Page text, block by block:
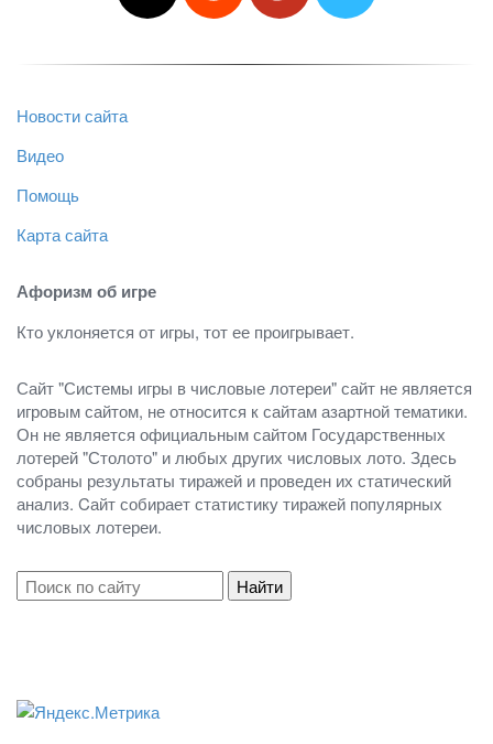
Новости сайта
Видео
Помощь
Карта сайта
Афоризм об игре
Кто уклоняется от игры, тот ее проигрывает.
Сайт "Системы игры в числовые лотереи" сайт не является
игровым сайтом, не относится к сайтам азартной тематики.
Он не является официальным сайтом Государственных
лотерей "Столото" и любых других числовых лото. Здесь
собраны результаты тиражей и проведен их статический
анализ. Cайт собирает статистику тиражей популярных
числовых лотереи.